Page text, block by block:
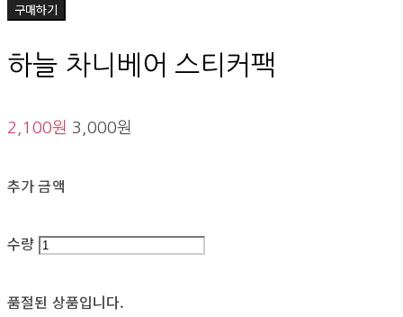
구매하기
하늘 차니베어 스티커팩
2,100원 3,000원
추가 금액
수량
품절된 상품입니다.